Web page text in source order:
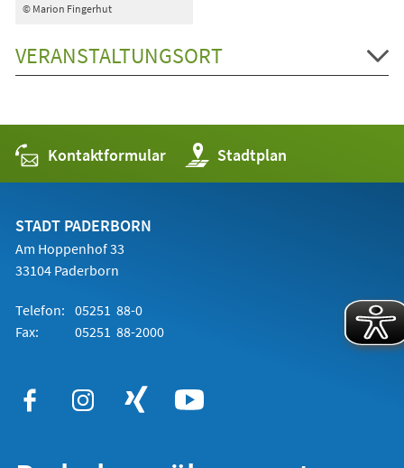
© Marion Fingerhut
VERANSTALTUNGSORT
Kontaktformular Stadtplan
(Öffnet
in
einem
STADT PADERBORN
Am Hoppenhof 33
33104 Paderborn
Telefon: 05251 88-0
Fax:
05251 88-2000